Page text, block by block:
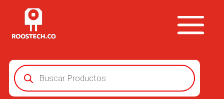
Búsqueda
de
productos